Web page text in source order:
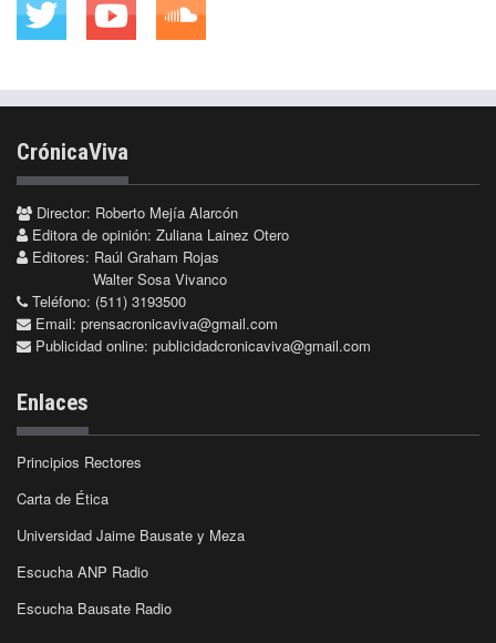
CrónicaViva
Director: Roberto Mejía Alarcón
Editora de opinión: Zuliana Lainez Otero
Editores: Raúl Graham Rojas
Walter Sosa Vivanco
Teléfono: (511) 3193500
Email: prensacronicaviva@gmail.com
Publicidad online: publicidadcronicaviva@gmail.com
Enlaces
Principios Rectores
Carta de Ética
Universidad Jaime Bausate y Meza
Escucha ANP Radio
Escucha Bausate Radio